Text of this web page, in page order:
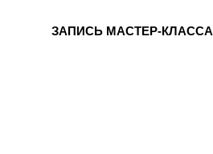
ЗАПИСЬ МАСТЕР-КЛАССА